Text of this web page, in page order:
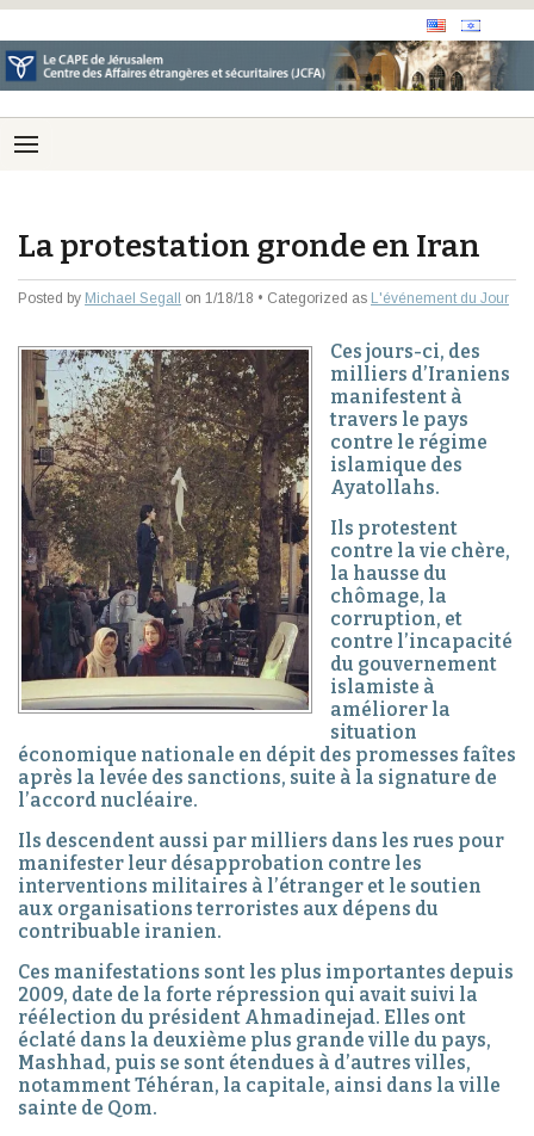
La protestation gronde en Iran
Posted by Michael Segall on 1/18/18 • Categorized as L'événement du Jour
Ces jours-ci, des
milliers d’Iraniens
manifestent à
travers le pays
contre le régime
islamique des
Ayatollahs.
Ils protestent
contre la vie chère,
la hausse du
chômage, la
corruption, et
contre l’incapacité
du gouvernement
islamiste à
améliorer la
situation
économique nationale en dépit des promesses faîtes
après la levée des sanctions, suite à la signature de
l’accord nucléaire.
Ils descendent aussi par milliers dans les rues pour
manifester leur désapprobation contre les
interventions militaires à l’étranger et le soutien
aux organisations terroristes aux dépens du
contribuable iranien.
Ces manifestations sont les plus importantes depuis
2009, date de la forte répression qui avait suivi la
réélection du président Ahmadinejad. Elles ont
éclaté dans la deuxième plus grande ville du pays,
Mashhad, puis se sont étendues à d’autres villes,
notamment Téhéran, la capitale, ainsi dans la ville
sainte de Qom.